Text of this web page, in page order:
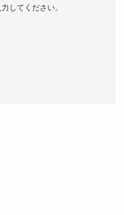
してください。